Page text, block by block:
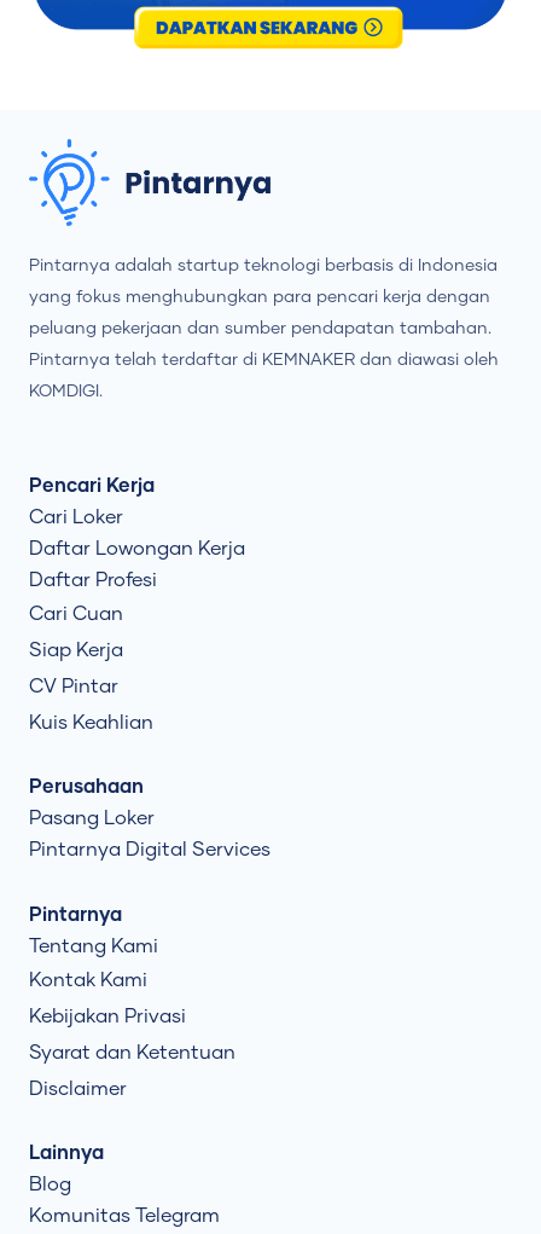
Pintarnya adalah startup teknologi berbasis di Indonesia
yang fokus menghubungkan para pencari kerja dengan
peluang pekerjaan dan sumber pendapatan tambahan.
Pintarnya telah terdaftar di KEMNAKER dan diawasi oleh
KOMDIGI.
Pencari Kerja
Cari Loker
Daftar Lowongan Kerja
Daftar Profesi
Cari Cuan
Siap Kerja
CV Pintar
Kuis Keahlian
Perusahaan
Pasang Loker
Pintarnya Digital Services
Pintarnya
Tentang Kami
Kontak Kami
Kebijakan Privasi
Syarat dan Ketentuan
Disclaimer
Lainnya
Blog
Komunitas Telegram